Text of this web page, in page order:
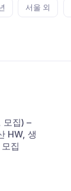
서울 외
모집) –
HW, 생
집